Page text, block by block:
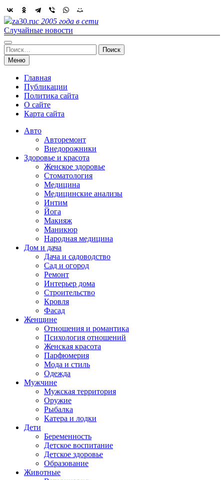
Skip
to
content
za30.ruс 2005 года в сети
Случайные новости
Найти:
Меню
Главная
Публикации
Политика сайта
О сайте
Карта сайта
Авто
Авторемонт
Внедорожники
Здоровье и красота
Женское здоровье
Стоматология
Медицина
Медицинские анализы
Интим
Йога
Макияж
Маникюр
Народная медицина
Дом и дача
Дача и садоводство
Сад и огород
Ремонт
Интерьер дома
Строительство
Кровля
Фасад
Женщине
Отношения и романтика
Психология отношений
Женская красота
Парфюмерия
Мода и стиль
Одежда
Мужчине
Мужская территория
Оружие
Рыбалка
Катера и лодки
Дети
Беременность
Детское воспитание
Детское здоровье
Образование
Животные